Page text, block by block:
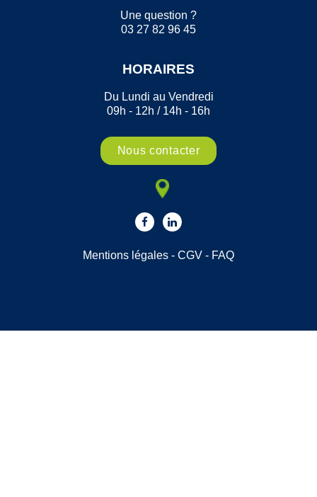
Une question ?
03 27 82 96 45
HORAIRES
Du Lundi au Vendredi
09h - 12h / 14h - 16h
Nous contacter
Mentions légales - CGV - FAQ